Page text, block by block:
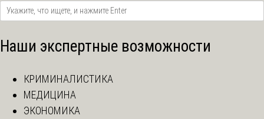
Наши экспертные возможности
КРИМИНАЛИСТИКА
МЕДИЦИНА
ЭКОНОМИКА